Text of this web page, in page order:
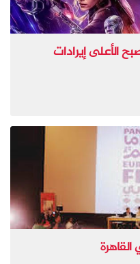
الأعلى إيرادات
القاهرة